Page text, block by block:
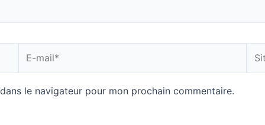
mail*
le navigateur pour mon prochain commentaire.